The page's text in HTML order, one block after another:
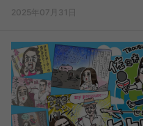
2025年07月31日